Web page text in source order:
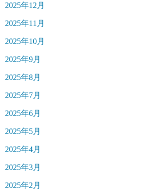
2025年12月
2025年11月
2025年10月
2025年9月
2025年8月
2025年7月
2025年6月
2025年5月
2025年4月
2025年3月
2025年2月